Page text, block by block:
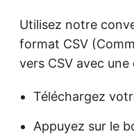
Utilisez notre
format CSV
vers CSV avec
Téléchargez
Appuyez sur le